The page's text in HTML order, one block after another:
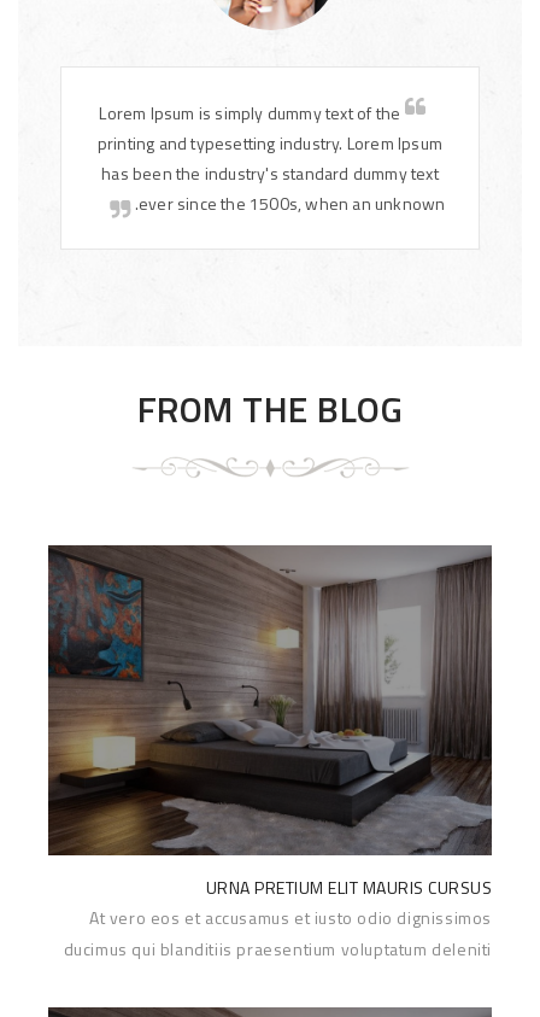
Lorem Ipsum is simply dummy text of the
printing and typesetting industry. Lorem Ipsum
has been the industry's standard dummy text
ever since the 1500s, when an unknown.
FROM THE BLOG
URNA PRETIUM ELIT MAURIS CURSUS
At vero eos et accusamus et iusto odio dignissimos
ducimus qui blanditiis praesentium voluptatum deleniti